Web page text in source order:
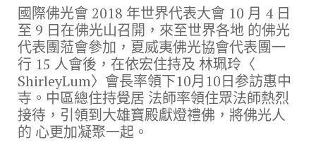
e
b
o
o
k
it
te
r
e e
gr
a
m
p
y
Li
n
k
國際佛光會 2018 年世界代表大會 10 月 4 日
至 9 日在佛光山召開，來至世界各地 的佛光
代表團蒞會參加，夏威夷佛光協會代表團一
行 15 人會後，在依宏住持及 林珮玲〈
ShirleyLum〉會長率領下10月10日参訪惠中
寺。中區總住持覺居 法師率領住眾法師熱烈
接待，引領到大雄寶殿獻燈禮佛，將佛光人
的 心更加凝聚一起。